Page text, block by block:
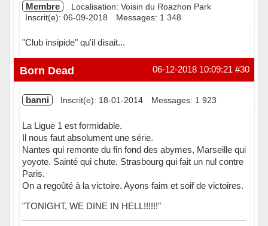
Membre
Localisation: Voisin du Roazhon Park
Inscrit(e): 06-09-2018
Messages: 1 348
"Club insipide" qu'il disait...
Hors ligne #30
06-12-2018 10:09:21
Born Dead
banni Inscrit(e): 18-01-2014 Messages: 1 923
La Ligue 1 est formidable.
Il nous faut absolument une série.
Nantes qui remonte du fin fond des abymes, Marseille qui
yoyote. Sainté qui chute. Strasbourg qui fait un nul contre
Paris.
On a regoûté à la victoire. Ayons faim et soif de victoires.
"TONIGHT, WE DINE IN HELL!!!!!!"